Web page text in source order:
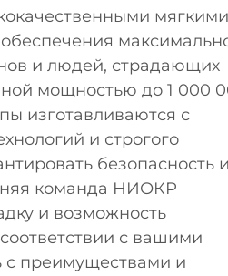
мягкими
и людей, страдающих
мощностью до 1 000
изготавливаются с
и строгого
безопасность и
команда НИОКР
и возможность
с вашими
с преимуществами и